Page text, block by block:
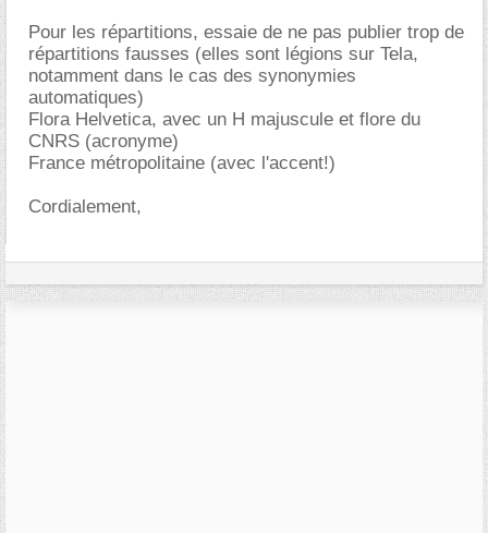
Pour les répartitions, essaie de ne pas publier trop de
répartitions fausses (elles sont légions sur Tela,
notamment dans le cas des synonymies
automatiques)
Flora Helvetica, avec un H majuscule et flore du
CNRS (acronyme)
France métropolitaine (avec l'accent!)
Cordialement,